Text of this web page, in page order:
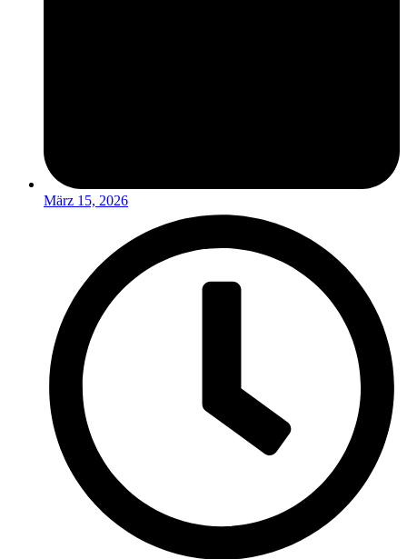
März 15, 2026